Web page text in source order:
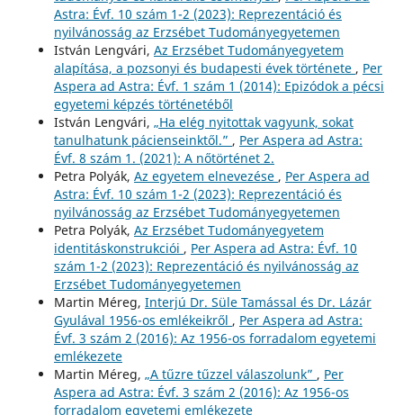
Astra: Évf. 10 szám 1-2 (2023): Reprezentáció és
nyilvánosság az Erzsébet Tudományegyetemen
István Lengvári, Az Erzsébet Tudományegyetem
alapítása, a pozsonyi és budapesti évek története , Per
Aspera ad Astra: Évf. 1 szám 1 (2014): Epizódok a pécsi
egyetemi képzés történetéből
István Lengvári, „Ha elég nyitottak vagyunk, sokat
tanulhatunk pácienseinktől.” , Per Aspera ad Astra:
Évf. 8 szám 1. (2021): A nőtörténet 2.
Petra Polyák, Az egyetem elnevezése , Per Aspera ad
Astra: Évf. 10 szám 1-2 (2023): Reprezentáció és
nyilvánosság az Erzsébet Tudományegyetemen
Petra Polyák, Az Erzsébet Tudományegyetem
identitáskonstrukciói , Per Aspera ad Astra: Évf. 10
szám 1-2 (2023): Reprezentáció és nyilvánosság az
Erzsébet Tudományegyetemen
Martin Méreg, Interjú Dr. Süle Tamással és Dr. Lázár
Gyulával 1956-os emlékeikről , Per Aspera ad Astra:
Évf. 3 szám 2 (2016): Az 1956-os forradalom egyetemi
emlékezete
Martin Méreg, „A tűzre tűzzel válaszolunk” , Per
Aspera ad Astra: Évf. 3 szám 2 (2016): Az 1956-os
forradalom egyetemi emlékezete